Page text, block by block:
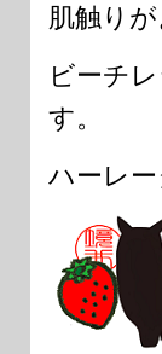
肌触り
ビーチ
す。
ハーレ